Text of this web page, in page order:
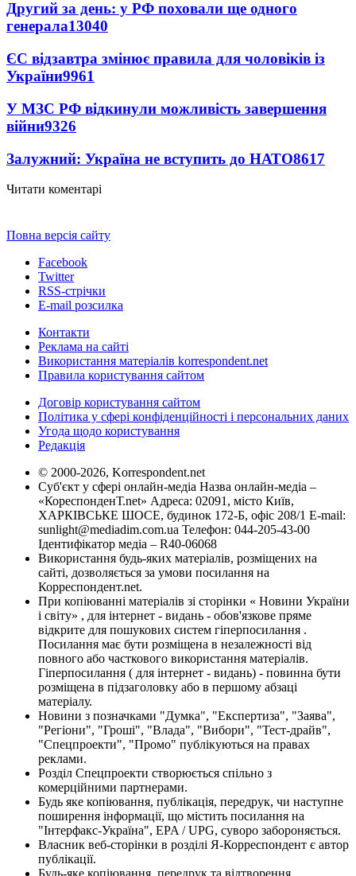
Другий за день: у РФ поховали ще одного
генерала13040
ЄС відзавтра змінює правила для чоловіків із
України9961
У МЗС РФ відкинули можливість завершення
війни9326
Залужний: Україна не вступить до НАТО8617
Читати коментарі
Повна версія сайту
Facebook
Twitter
RSS-стрічки
E-mail розсилка
Контакти
Реклама на сайті
Використання матеріалів korrespondent.net
Правила користування сайтом
Договір користування сайтом
Політика у сфері конфіденційності і персональних даних
Угода щодо користування
Редакція
© 2000-2026, Korrespondent.net
Суб'єкт у сфері онлайн-медіа Назва онлайн-медіа –
«КореспонденТ.net» Адреса: 02091, місто Київ,
ХАРКІВСЬКЕ ШОСЕ, будинок 172-Б, офіс 208/1 E-mail:
sunlight@mediadim.com.ua Телефон: 044-205-43-00
Ідентифікатор медіа – R40-06068
Використання будь-яких матеріалів, розміщених на
сайті, дозволяється за умови посилання на
Корреспондент.net.
При копіюванні матеріалів зі сторінки « Новини України
і світу» , для інтернет - видань - обов'язкове пряме
відкрите для пошукових систем гіперпосилання .
Посилання має бути розміщена в незалежності від
повного або часткового використання матеріалів.
Гіперпосилання ( для інтернет - видань) - повинна бути
розміщена в підзаголовку або в першому абзаці
матеріалу.
Новини з позначками "Думка", "Експертиза", "Заява",
"Регіони", "Гроші", "Влада", "Вибори", "Тест-драйв",
"Спецпроекти", "Промо" публікуються на правах
реклами.
Розділ Спецпроекти створюється спільно з
комерційними партнерами.
Будь яке копіювання, публікація, передрук, чи наступне
поширення інформації, що містить посилання на
"Інтерфакс-Україна", EPA / UPG, суворо забороняється.
Власник веб-сторінки в розділі Я-Корреспондент є автор
публікації.